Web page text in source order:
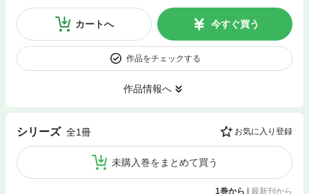
カートへ 今すぐ買う
作品をチェックする
作品情報へ
シリーズ 全1冊 お気に入り登録
未購入巻をまとめて買う
1巻から 最新刊から